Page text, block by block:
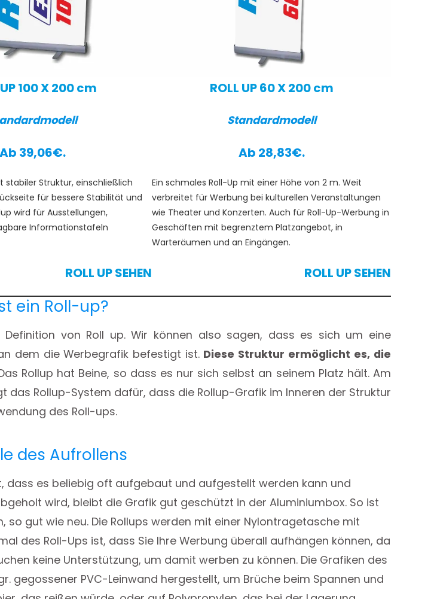
100 X 200 cm
Ab 39,06€.
stabiler Struktur, einschließlich
für bessere Stabilität und
wird für Ausstellungen,
Informationstafeln
ROLL UP SEHEN
ROLL UP 60 X 200 cm
Standardmodell
Ab 28,83€.
Ein schmales Roll-Up mit einer Höhe von 2 m. Weit
verbreitet für Werbung bei kulturellen Veranstaltungen
wie Theater und Konzerten. Auch für Roll-Up-Werbung in
Geschäften mit begrenztem Platzangebot, in
Warteräumen und an Eingängen.
ROLL UP SEHEN
ein Roll-up?
von Roll up. Wir können also sagen, dass es sich um eine
dem die Werbegrafik befestigt ist. Diese Struktur ermöglicht es, die
Rollup hat Beine, so dass es nur sich selbst an seinem Platz hält. Am
das Rollup-System dafür, dass die Rollup-Grafik im Inneren der Struktur
des Roll-ups.
des Aufrollens
dass es beliebig oft aufgebaut und aufgestellt werden kann und
wird, bleibt die Grafik gut geschützt in der Aluminiumbox. So ist
gut wie neu. Die Rollups werden mit einer Nylontragetasche mit
des Roll-Ups ist, dass Sie Ihre Werbung überall aufhängen können, da
keine Unterstützung, um damit werben zu können. Die Grafiken des
PVC-Leinwand hergestellt, um Brüche beim Spannen und